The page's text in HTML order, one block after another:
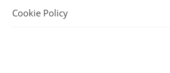
Cookie Policy